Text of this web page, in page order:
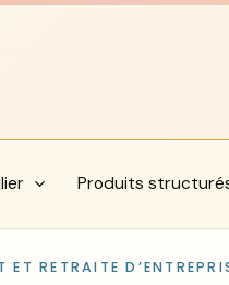
Produits
RETRAITE